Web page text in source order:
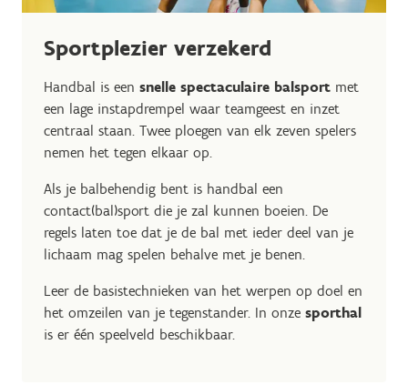
Sportplezier verzekerd
Handbal is een snelle spectaculaire balsport met
een lage instapdrempel waar teamgeest en inzet
centraal staan. Twee ploegen van elk zeven spelers
nemen het tegen elkaar op.
Als je balbehendig bent is handbal een
contact(bal)sport die je zal kunnen boeien. De
regels laten toe dat je de bal met ieder deel van je
lichaam mag spelen behalve met je benen.
Leer de basistechnieken van het werpen op doel en
het omzeilen van je tegenstander. In onze sporthal
is er één speelveld beschikbaar.